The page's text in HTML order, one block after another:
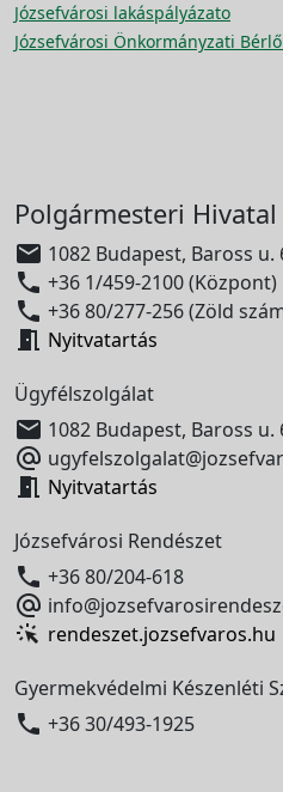
Józsefvárosi lakáspályázato
Józsefvárosi Önkormányzati
Polgármesteri Hivatal
 1082 Budapest, Baross u.
 +36 1/459-2100 (Központ)
 +36 80/277-256 (Zöld
 Nyitvatartás
Ügyfélszolgálat
 1082 Budapest, Baross u.

 Nyitvatartás
Józsefvárosi Rendészet
 +36 80/204-618

rendeszet.jozsefvaros.hu
Gyermekvédelmi Készenléti
 +36 30/493-1925